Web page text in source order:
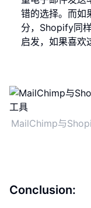
错的选择。而如
分，Shopify同
启发，如果喜欢
MailChimp与
Conclusion: